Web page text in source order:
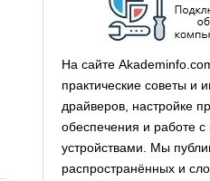
На сайте
практические советы и
драйверов, настройке
обеспечения и работе
устройствами. Мы
распространённых и